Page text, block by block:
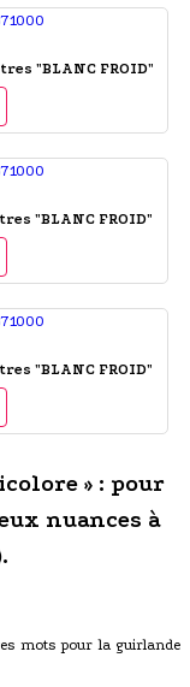
"BLANC FROID"
"BLANC FROID"
"BLANC FROID"
» : pour
nuances à
mots pour la guirlande